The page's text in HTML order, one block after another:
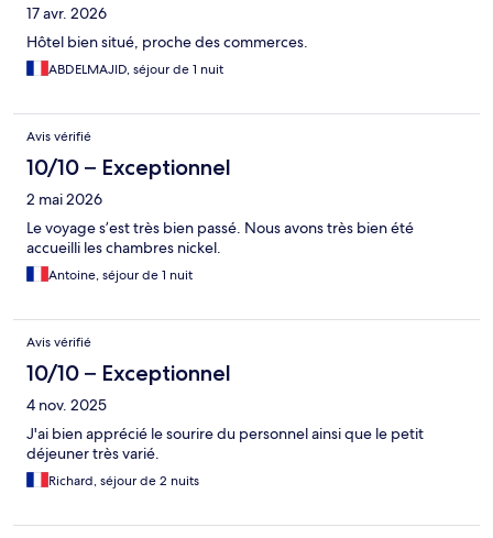
17 avr. 2026
Hôtel bien situé, proche des commerces.
ABDELMAJID, séjour de 1 nuit
Avis vérifié
10/10 – Exceptionnel
2 mai 2026
Le voyage s’est très bien passé. Nous avons très bien été
accueilli les chambres nickel.
Antoine, séjour de 1 nuit
Avis vérifié
10/10 – Exceptionnel
4 nov. 2025
J'ai bien apprécié le sourire du personnel ainsi que le petit
déjeuner très varié.
Richard, séjour de 2 nuits